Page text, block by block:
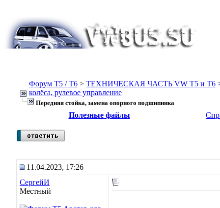
Форум Т5 / T6 > ТЕХНИЧЕСКАЯ ЧАСТЬ VW T5 и T6
колёса, рулевое управление
Передняя стойка, замена опорного подшипника
Полезные файлы
11.04.2023, 17:26
СергейИ
Местный